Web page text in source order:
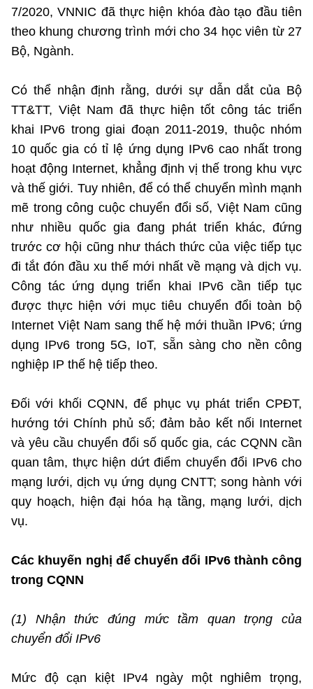
7/2020, VNNIC đã thực hiện khóa đào tạo đầu tiên
theo khung chương trình mới cho 34 học viên từ 27
Bộ, Ngành.
Có thể nhận định rằng, dưới sự dẫn dắt của Bộ
TT&TT, Việt Nam đã thực hiện tốt công tác triển
khai IPv6 trong giai đoạn 2011-2019, thuộc nhóm
10 quốc gia có tỉ lệ ứng dụng IPv6 cao nhất trong
hoạt động Internet, khẳng định vị thế trong khu vực
và thế giới. Tuy nhiên, để có thể chuyển mình mạnh
mẽ trong công cuộc chuyển đổi số, Việt Nam cũng
như nhiều quốc gia đang phát triển khác, đứng
trước cơ hội cũng như thách thức của việc tiếp tục
đi tắt đón đầu xu thế mới nhất về mạng và dịch vụ.
Công tác ứng dụng triển khai IPv6 cần tiếp tục
được thực hiện với mục tiêu chuyển đổi toàn bộ
Internet Việt Nam sang thế hệ mới thuần IPv6; ứng
dụng IPv6 trong 5G, IoT, sẵn sàng cho nền công
nghiệp IP thế hệ tiếp theo.
Đối với khối CQNN, để phục vụ phát triển CPĐT,
hướng tới Chính phủ số; đảm bảo kết nối Internet
và yêu cầu chuyển đổi số quốc gia, các CQNN cần
quan tâm, thực hiện dứt điểm chuyển đổi IPv6 cho
mạng lưới, dịch vụ ứng dụng CNTT; song hành với
quy hoạch, hiện đại hóa hạ tầng, mạng lưới, dịch
vụ.
Các khuyến nghị để chuyển đổi IPv6 thành công
trong CQNN
(1) Nhận thức đúng mức tầm quan trọng của
chuyển đổi IPv6
Mức độ cạn kiệt IPv4 ngày một nghiêm trọng,